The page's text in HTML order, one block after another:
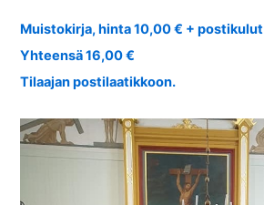
Muistokirja, hinta 10,00 € + postikulut
Yhteensä 16,00 €
Tilaajan postilaatikkoon.